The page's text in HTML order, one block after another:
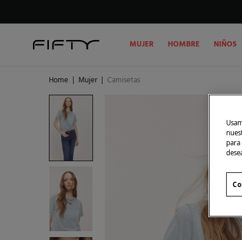
MUJER HOMBRE NIÑOS
Home | Mujer | Camisetas